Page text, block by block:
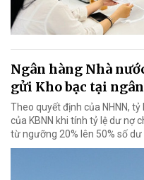
Ngân hàng Nhà
gửi Kho bạc tại
Theo quyết định của NHNN,
của KBNN khi tính tỷ lệ dư nợ
từ ngưỡng 20% lên 50% số